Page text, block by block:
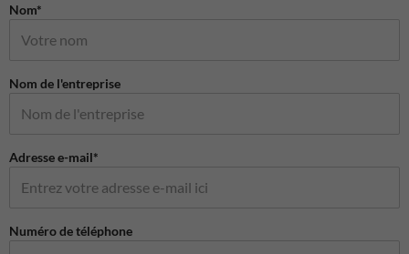
Nom*
Nom de l'entreprise
Adresse e-mail*
Numéro de téléphone